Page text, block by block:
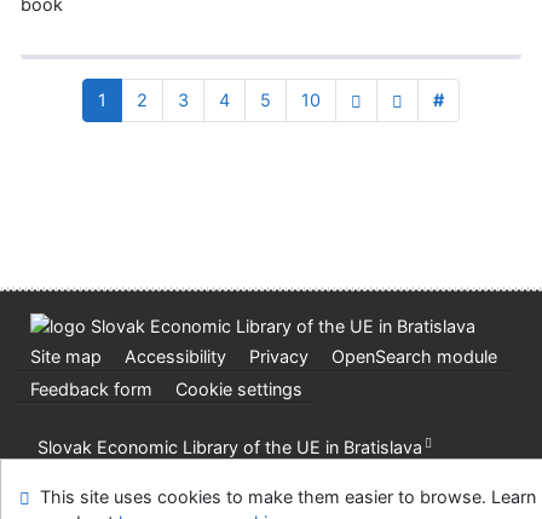
book
1 2 3 4 5 10 #
Site map Accessibility Privacy
OpenSearch module
Feedback form
Cookie settings
Slovak Economic Library of the UE in Bratislava
This site uses cookies to make them easier to browse. Learn